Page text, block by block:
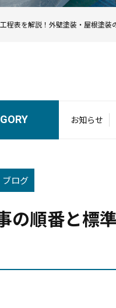
程表を解説！外壁塗装・屋根塗装
お知らせ
ブログ
の順番と標